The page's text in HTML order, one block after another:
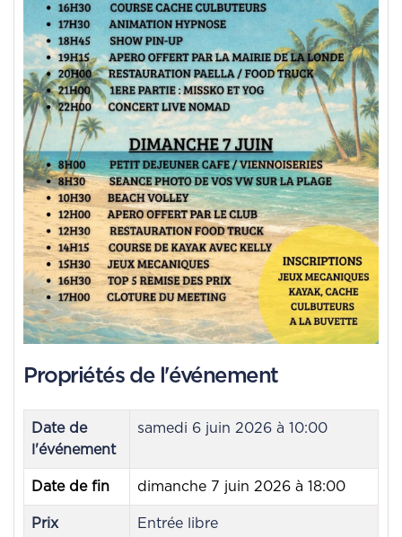
Propriétés de l'événement
Date de
l'événement
samedi 6 juin 2026 à 10:00
Date de fin dimanche 7 juin 2026 à 18:00
Prix
Entrée libre